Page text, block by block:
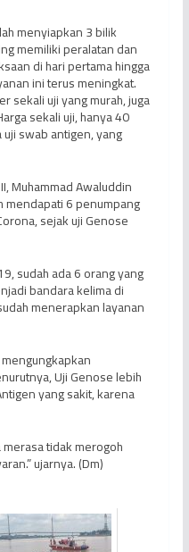
menyiapkan 3 bilik
memiliki peralatan dan
di hari pertama hingga
ini terus meningkat.
sekali uji yang murah, juga
sekali uji, hanya 40
swab antigen, yang
Muhammad Awaluddin
mendapati 6 penumpang
sejak uji Genose
sudah ada 6 orang yang
bandara kelima di
menerapkan layanan
Uji Genose lebih
yang sakit, karena
merasa tidak merogoh
ujarnya. (Dm)